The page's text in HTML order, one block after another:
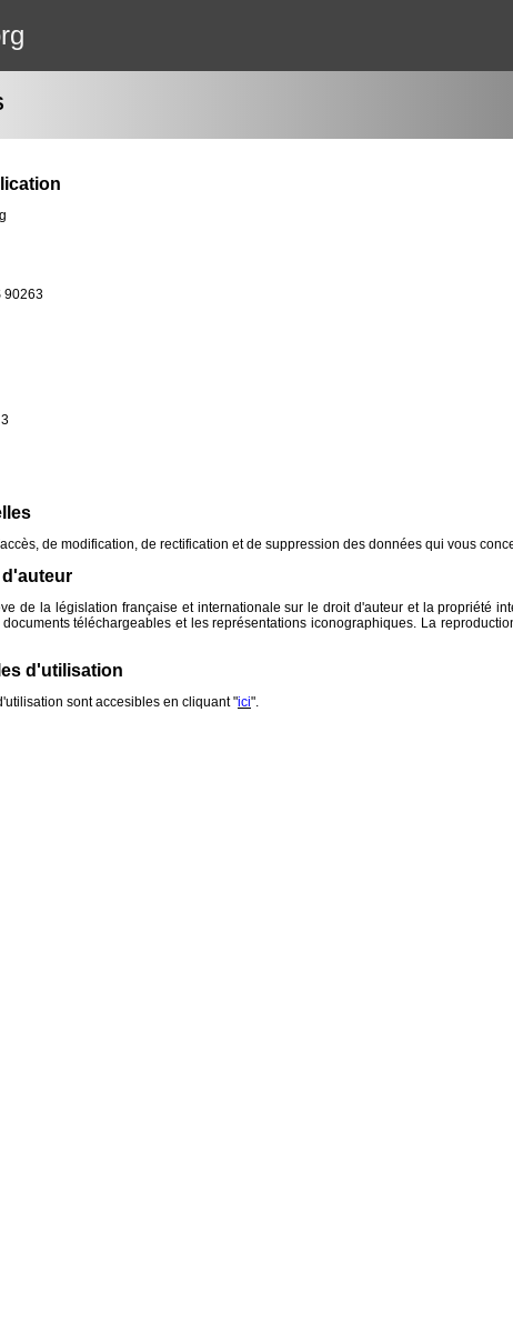
90263
de modification, de rectification et de suppression des données qui vous
de la législation française et internationale sur le droit d'auteur et la propriété
téléchargeables et les représentations iconographiques. La
d'utilisation
sont accesibles en cliquant "ici".